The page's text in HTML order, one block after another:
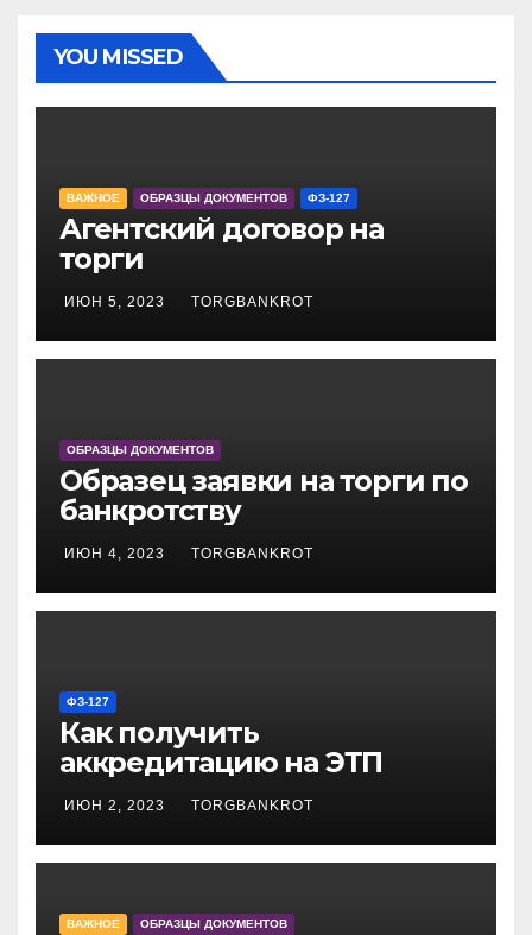
YOU MISSED
ВАЖНОЕ ОБРАЗЦЫ ДОКУМЕНТОВ ФЗ-127
Агентский договор на
торги
ИЮН 5, 2023 TORGBANKROT
ОБРАЗЦЫ ДОКУМЕНТОВ
Образец заявки на торги по
банкротству
ИЮН 4, 2023 TORGBANKROT
ФЗ-127
Как получить
аккредитацию на ЭТП
ИЮН 2, 2023 TORGBANKROT
ВАЖНОЕ ОБРАЗЦЫ ДОКУМЕНТОВ